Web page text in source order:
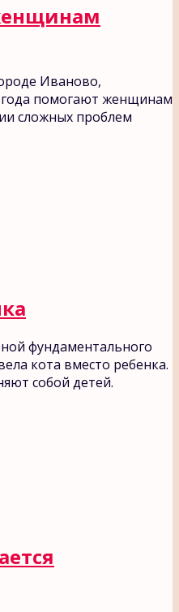
Иваново,
года помогают женщинам
сложных проблем
фундаментального
кота вместо ребенка.
собой детей.